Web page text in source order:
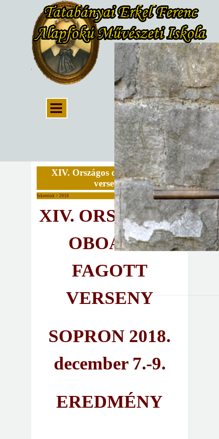
XIV. Országos oboa és fagott
verseny
Sikereink > 2018
XIV. ORSZÁGOS
OBOA-ÉS
FAGOTT
VERSENY
SOPRON 2018.
december 7.-9.
EREDMÉNY